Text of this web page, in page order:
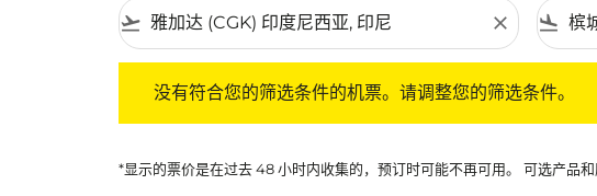
flight_takeoff close flight_land
没有符合您的筛选条件的机票。请调整您的筛选条件。
*显示的票价是在过去 48 小时内收集的，预订时可能不再可用。 可选产品和